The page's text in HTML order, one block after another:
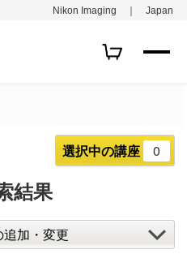
Nikon Imaging ｜ Japan
選択中の講座 0
結果
加・変更